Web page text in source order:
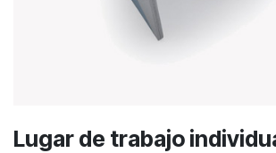
Lugar de trabajo